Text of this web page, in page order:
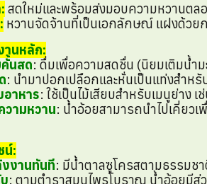
สดใหม่และพร้อมส่งมอบความหวานตล
หวานจัดจ้านที่เป็นเอกลักษณ์ แฝงด้วย
านหลัก:
นสด: ดื่มเพื่อความสดชื่น (นิยมเติมน้ำ
: นำมาปอกเปลือกและหั่นเป็นแท่งสำห
อาหาร: ใช้เป็นไม้เสียบสำหรับเมนูย่าง
วามหวาน: น้ำอ้อยสามารถนำไปเคี่ยว
น์:
งานทันที: มีน้ำตาลซูโครสตามธรรมช
: ตามตำราสมุนไพรโบราณ น้ำอ้อยมีส่